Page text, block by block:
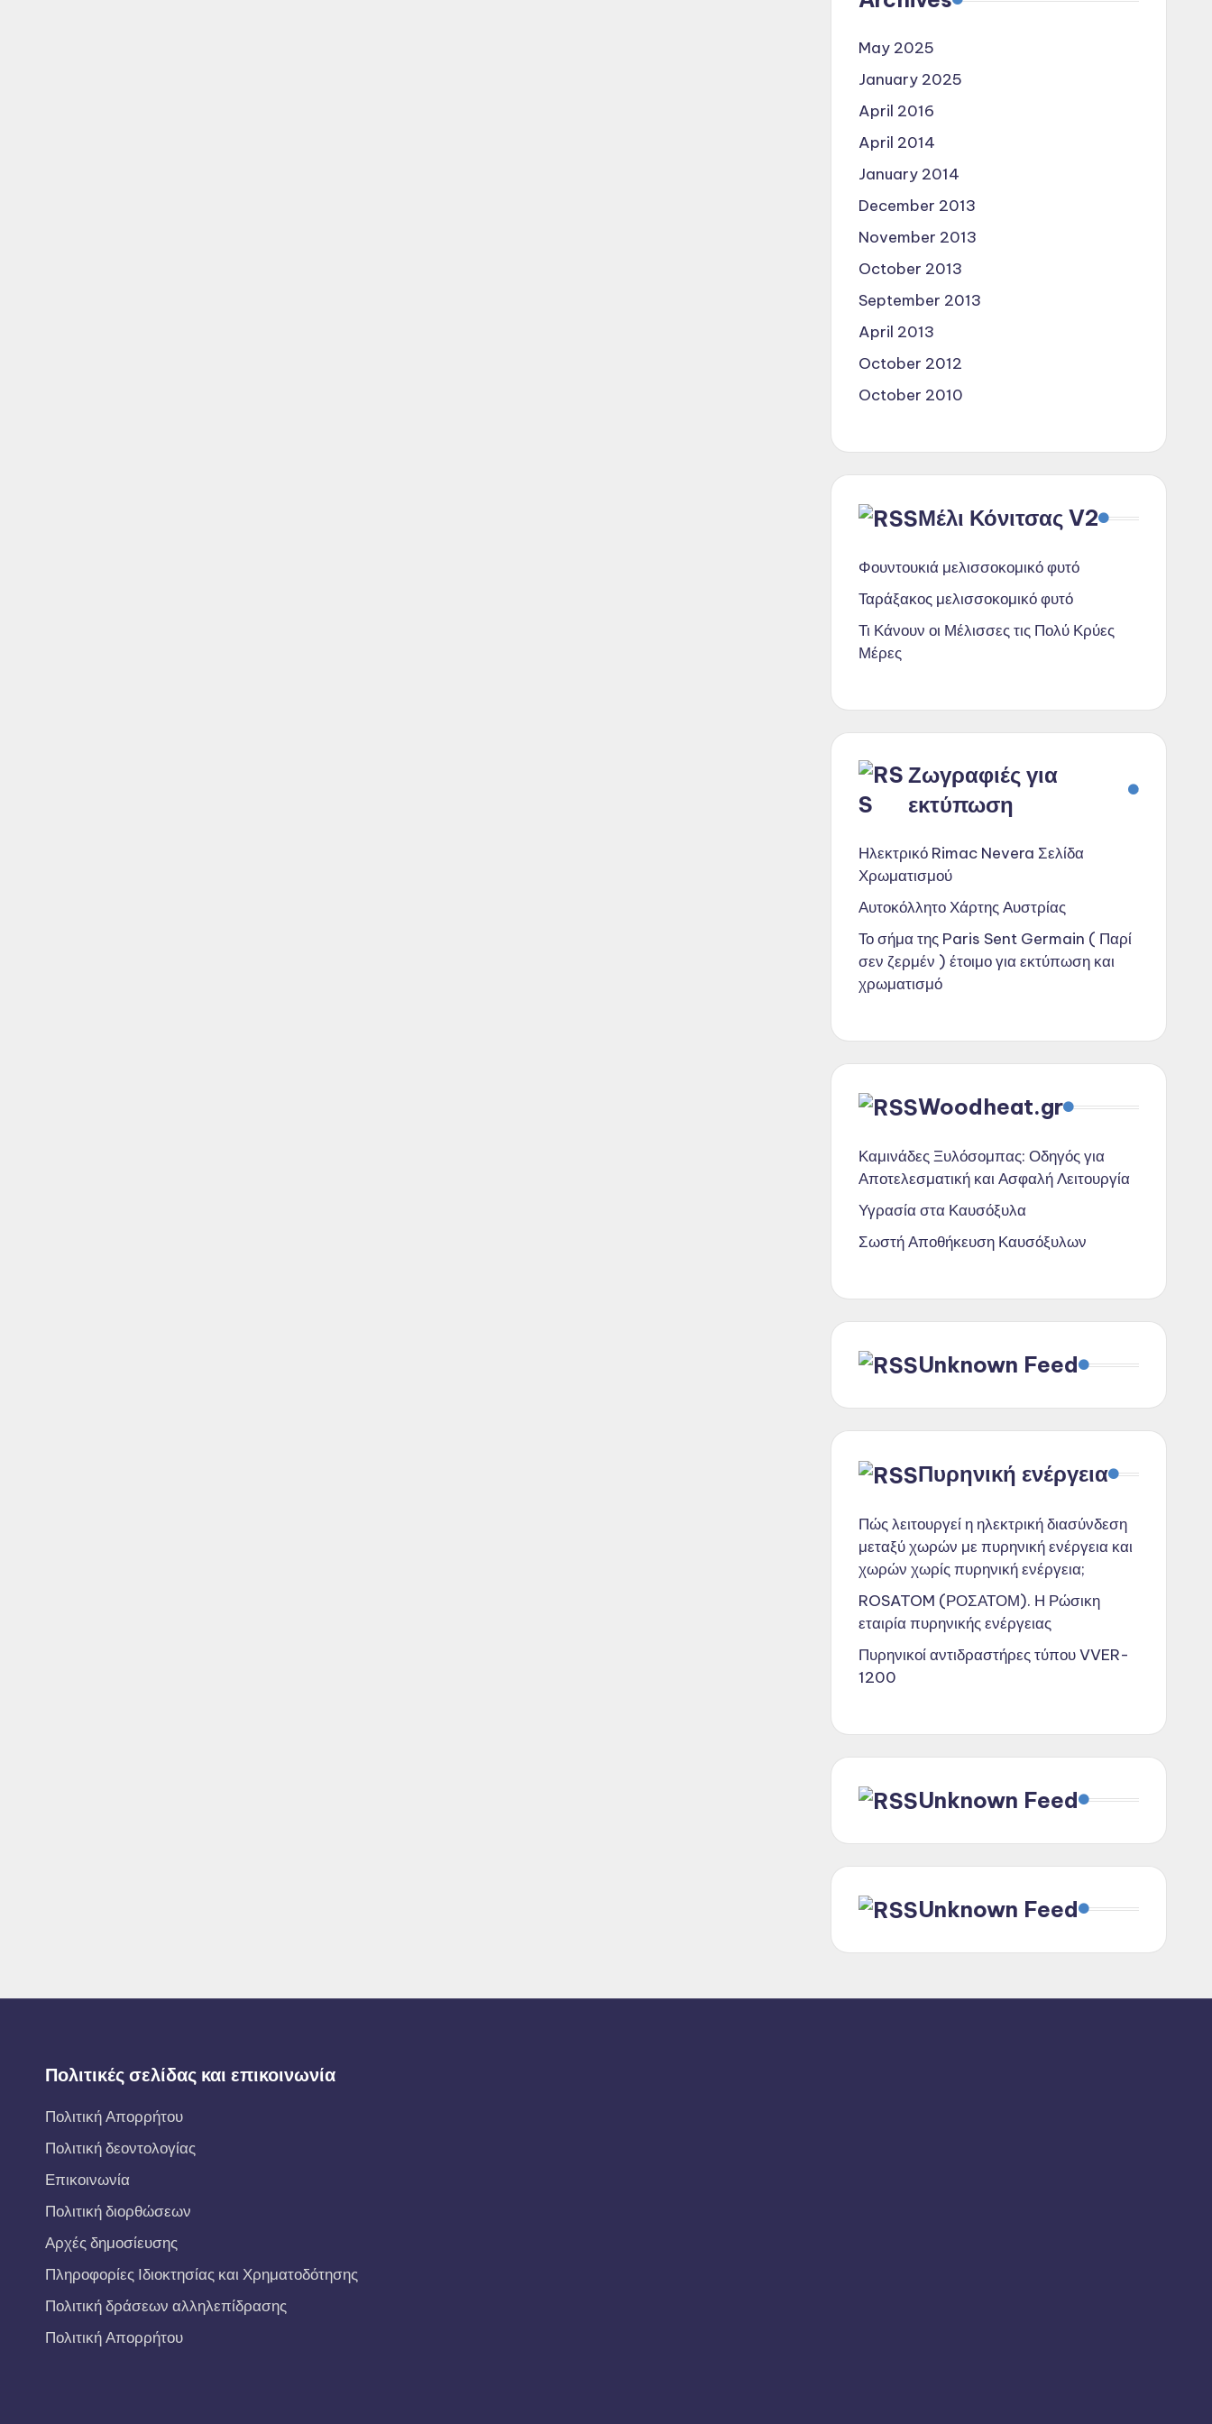
May 2025
January 2025
April 2016
April 2014
January 2014
December 2013
November 2013
October 2013
September 2013
April 2013
October 2012
October 2010
Μέλι Κόνιτσας V2
Φουντουκιά μελισσοκομικό φυτό
Ταράξακος μελισσοκομικό φυτό
Τι Κάνουν οι Μέλισσες τις Πολύ Κρύες
Μέρες
Ζωγραφιές για
εκτύπωση
Ηλεκτρικό Rimac Nevera Σελίδα
Χρωματισμού
Αυτοκόλλητο Χάρτης Αυστρίας
Το σήμα της Paris Sent Germain ( Παρί
σεν ζερμέν ) έτοιμο για εκτύπωση και
χρωματισμό
Woodheat.gr
Καμινάδες Ξυλόσομπας: Οδηγός για
Αποτελεσματική και Ασφαλή Λειτουργία
Υγρασία στα Καυσόξυλα
Σωστή Αποθήκευση Καυσόξυλων
Unknown Feed
Πυρηνική ενέργεια
Πώς λειτουργεί η ηλεκτρική διασύνδεση
μεταξύ χωρών με πυρηνική ενέργεια και
χωρών χωρίς πυρηνική ενέργεια;
ROSATOM (ΡΟΣΑΤΟΜ). Η Ρώσικη
εταιρία πυρηνικής ενέργειας
Πυρηνικοί αντιδραστήρες τύπου VVER-
1200
Unknown Feed
Unknown Feed
Πολιτικές σελίδας και επικοινωνία
Πολιτική Απορρήτου
Πολιτική δεοντολογίας
Επικοινωνία
Πολιτική διορθώσεων
Αρχές δημοσίευσης
Πληροφορίες Ιδιοκτησίας και Χρηματοδότησης
Πολιτική δράσεων αλληλεπίδρασης
Πολιτική Απορρήτου